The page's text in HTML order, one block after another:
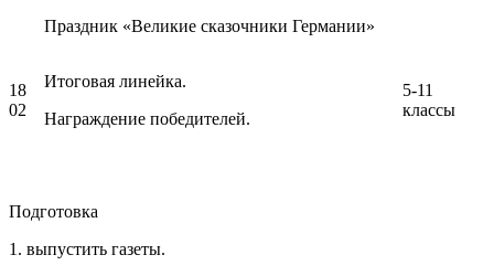
Праздник «Великие сказочники Германии»
18
02
Итоговая линейка.
Награждение победителей.
5-11
классы
Подготовка
1. выпустить газеты.